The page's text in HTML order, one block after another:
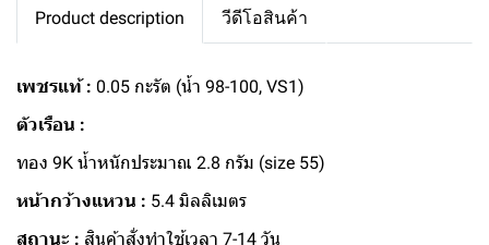
Product description วีดีโอสินค้า
เพชรแท้ : 0.05 กะรัต (น้ำ 98-100, VS1)
ตัวเรือน :
ทอง 9K น้ำหนักประมาณ 2.8 กรัม (size 55)
หน้ากว้างแหวน : 5.4 มิลลิเมตร
สถานะ : สินค้าสั่งทำใช้เวลา 7-14 วัน